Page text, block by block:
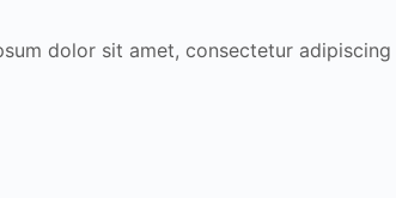
dolor sit amet, consectetur